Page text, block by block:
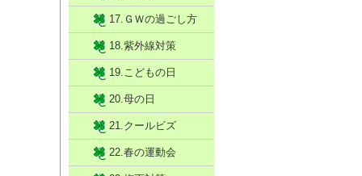
17.ＧＷの過ごし方
18.紫外線対策
19.こどもの日
20.母の日
21.クールビズ
22.春の運動会